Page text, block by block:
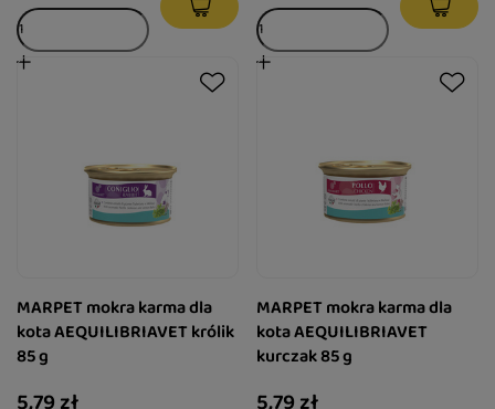
MARPET mokra karma dla
kota AEQUILIBRIAVET królik
85 g
MARPET mokra karma dla
kota AEQUILIBRIAVET
kurczak 85 g